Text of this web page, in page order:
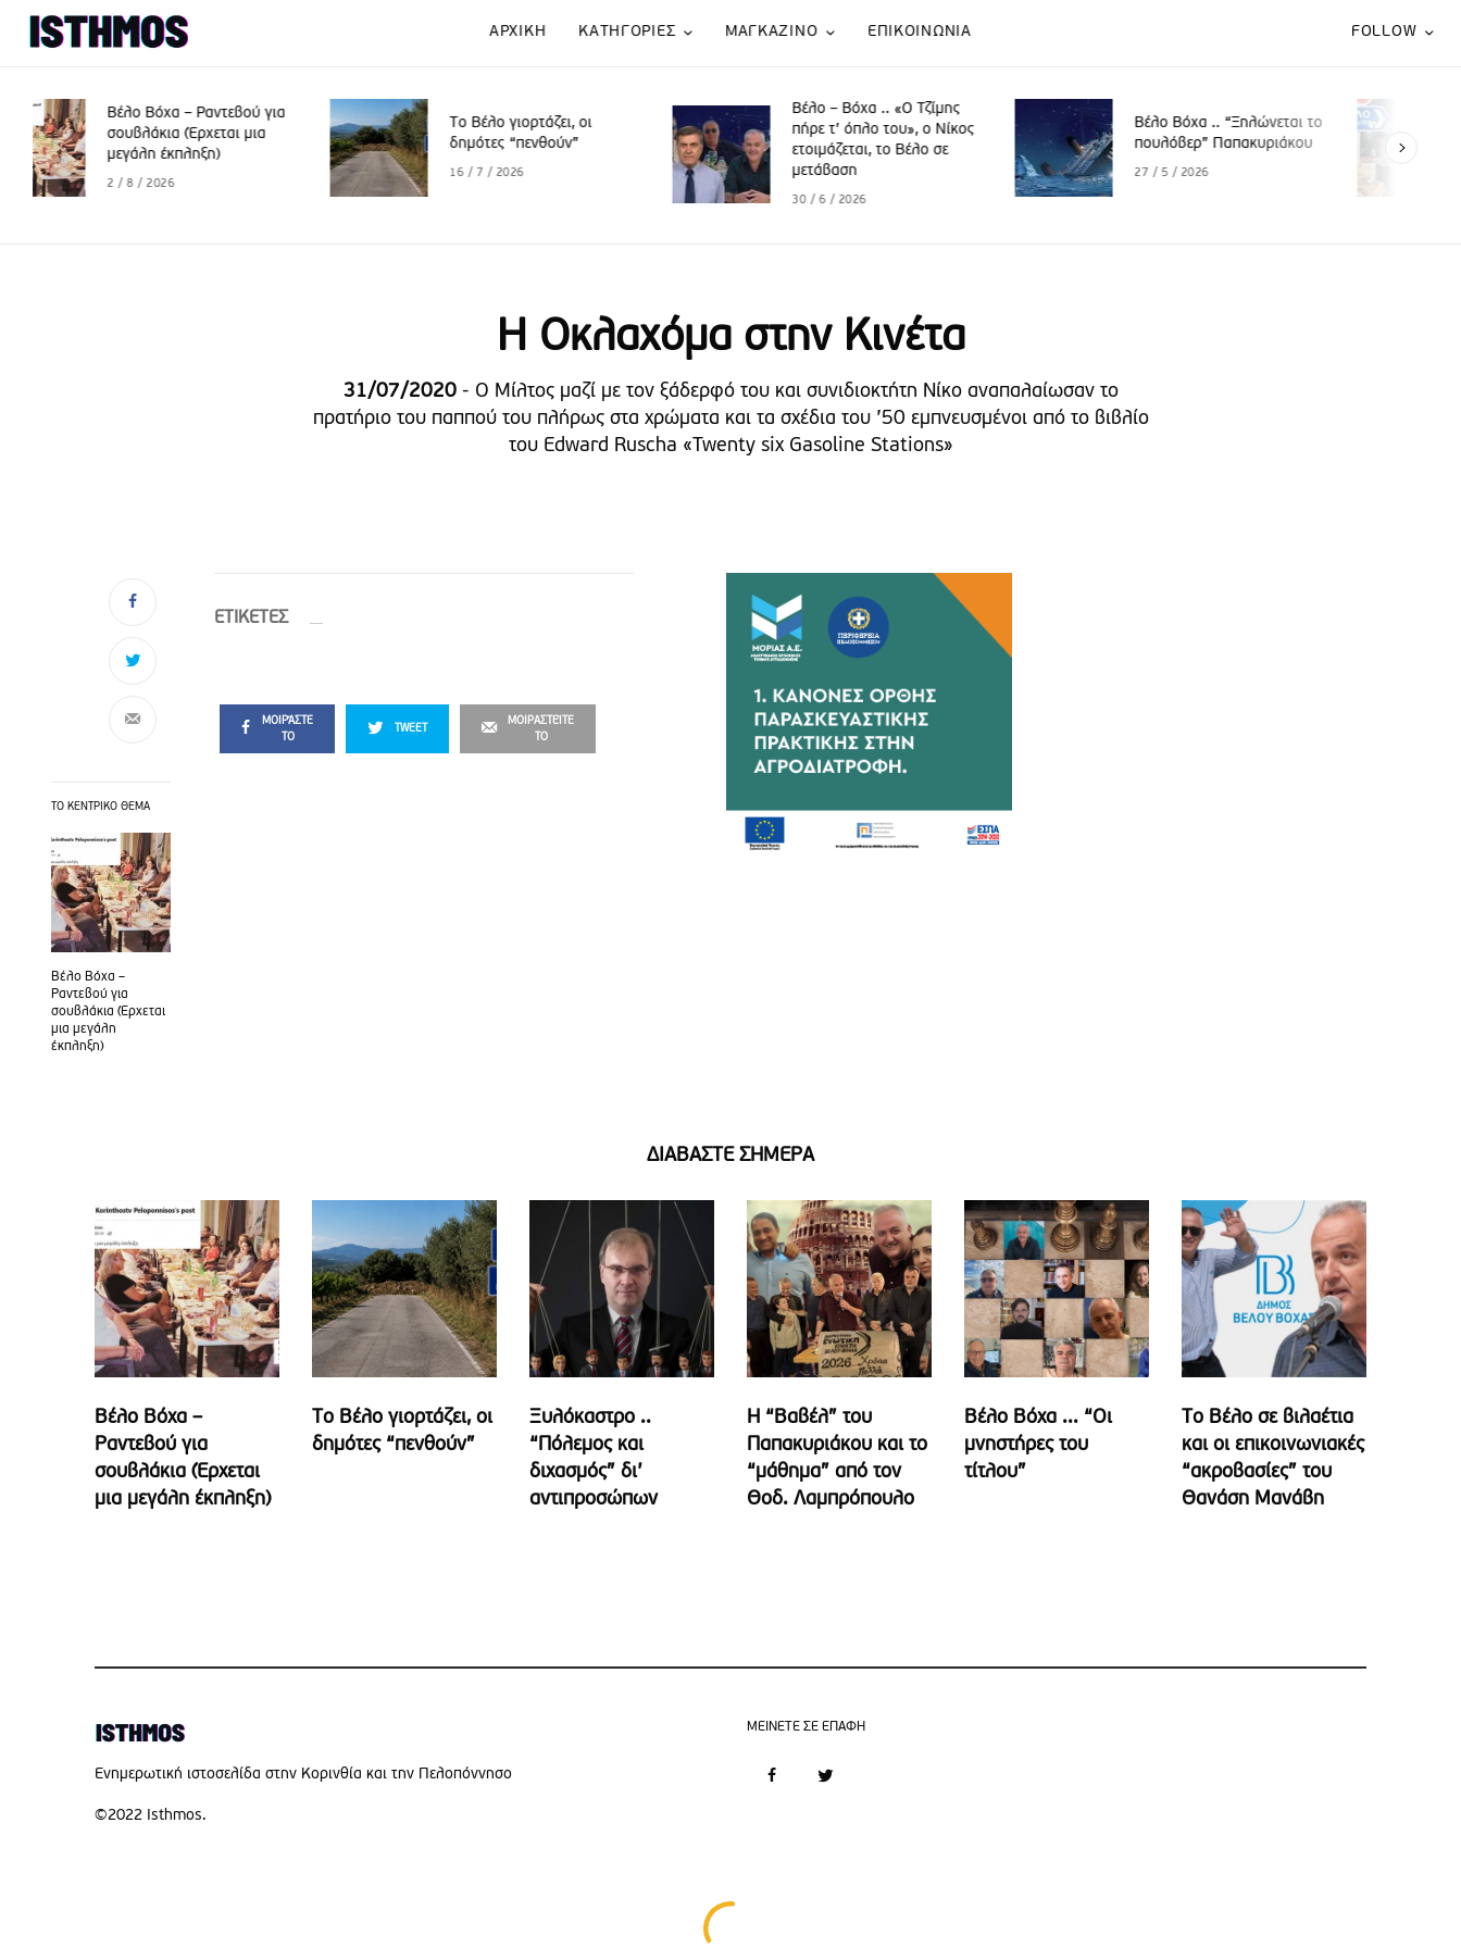
ΑΡΧΙΚΗ KATΗΓΟΡΙΕΣ ΜΑΓΚΑΖΙΝΟ ΕΠΙΚΟΙΝΩΝΙΑ FOLLOW
για
Το Βέλο γιορτάζει, οι
δημότες “πενθούν”
Βέλο – Βόχα .. «Ο Τζίμης
πήρε τ’ όπλο του», o Νίκος
ετοιμάζεται, το Βέλο σε
Βέλο Βόχα .. “Ξηλώνεται το
πουλόβερ” Παπακυριάκου
Βέλο Βόχα .. «Το παλαιό
πεθαίνει και το νέο περιμένει
να γεννηθεί»
Η Οκλαχόμα στην Κινέτα
31/07/2020- O Μίλτος μαζί με τον ξάδερφό του και συνιδιοκτήτη Νίκο αναπαλαίωσαν το
πρατήριο του παππού του πλήρως στα χρώματα και τα σχέδια του ’50 εμπνευσμένοι από το βιβλίο
του Edward Ruscha «Twenty six Gasoline Stations»
ΤΟ ΚΕΝΤΡΙΚΟ ΘΕΜΑ
Βέλο Βόχα –
Ραντεβού για
σουβλάκια (Έρχεται
μια μεγάλη
έκπληξη)
ETIΚΕΤΕΣ
ΜΟΙΡΆΣΤΕ
ΤΟ
TWEET
ΜΟΙΡΑΣΤΕΊΤΕ
ΤΟ
ΔΙΑΒΑΣΤΕ ΣΗΜΕΡΑ
Βέλο Βόχα –
Ραντεβού για
σουβλάκια (Έρχεται
μια μεγάλη έκπληξη)
Το Βέλο γιορτάζει, οι
δημότες “πενθούν”
Ξυλόκαστρο ..
“Πόλεμος και
διχασμός” δι’
αντιπροσώπων
Η “Βαβέλ” του
Παπακυριάκου και το
“μάθημα” από τον
Θοδ. Λαμπρόπουλο
Βέλο Βόχα ... “Οι
μνηστήρες του
τίτλου”
Το Βέλο σε βιλαέτια
και οι επικοινωνιακές
“ακροβασίες” του
Θανάση Μανάβη
Eνημερωτική ιστοσελίδα στην Κορινθία και την Πελοπόννησο
©2022 Isthmos.
MEINETE ΣΕ ΕΠΑΦΗ